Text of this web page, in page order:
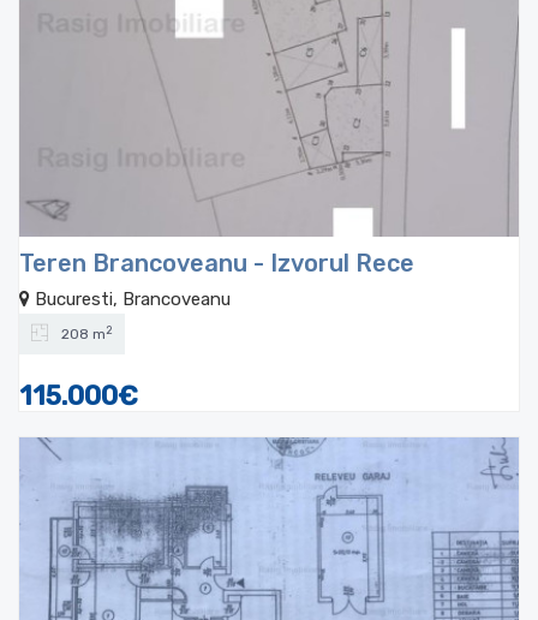
Teren Brancoveanu - Izvorul Rece
Bucuresti, Brancoveanu
208 m 2
115.000€